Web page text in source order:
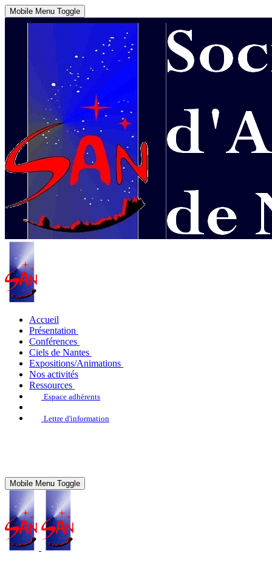
Mobile Menu Toggle
Accueil
Présentation
Conférences
Ciels de Nantes
Expositions/Animations
Nos activités
Ressources
Espace adhérents
Lettre d'information
Mobile Menu Toggle